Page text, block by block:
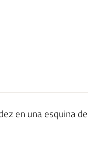
en una esquina de